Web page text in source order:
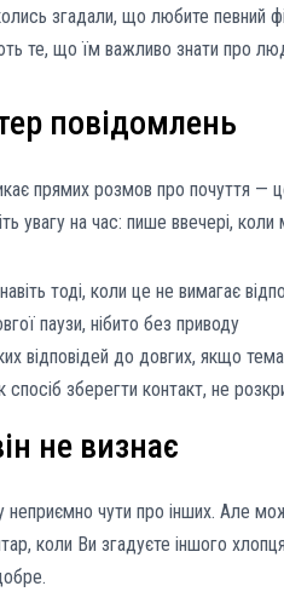
згадали, що любите
те, що їм важливо знати про
повідомлень
прямих розмов про почуття —
увагу на час: пише ввечері,
тоді, коли це не вимагає
паузи, нібито без приводу
відповідей до довгих, якщо тема
спосіб зберегти контакт, не
не визнає
чути про інших. Але
коли Ви згадуєте іншого